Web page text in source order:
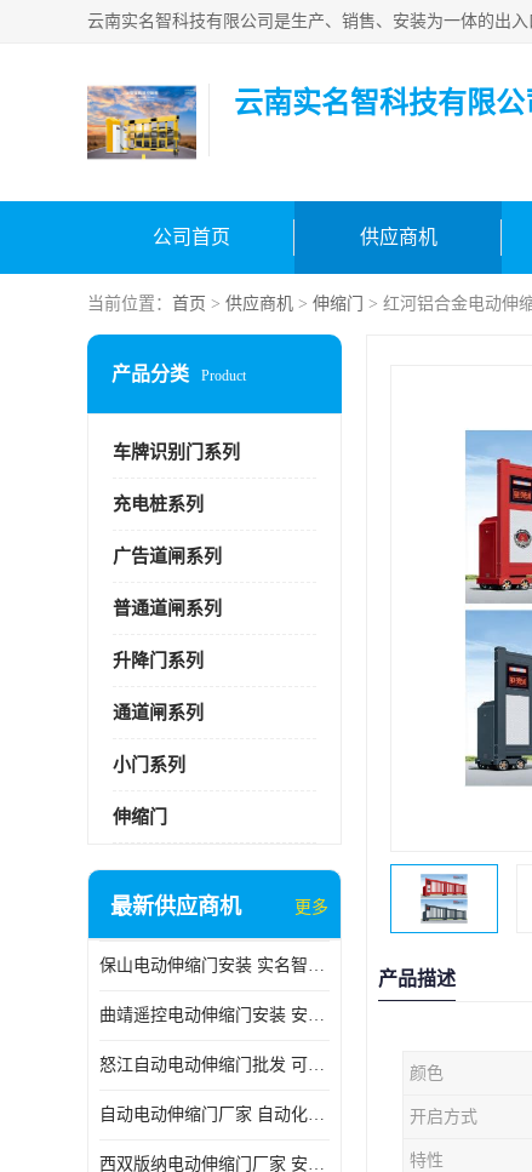
云南实名智科技有限公
公司首页 供应商机
当前位置： 首页 > 供应商机 > 伸缩门 > 红河铝合金电动伸
产品分类 Product
车牌识别门系列
充电桩系列
广告道闸系列
普通道闸系列
升降门系列
通道闸系列
小门系列
伸缩门
最新供应商机 更多
保山电动伸缩门安装 实名智科技 安全性高
曲靖遥控电动伸缩门安装 安全性高
怒江自动电动伸缩门批发 可按需定制
自动电动伸缩门厂家 自动化操作
西双版纳电动伸缩门厂家 安全性高
产品描述
颜色
开启方式
特性